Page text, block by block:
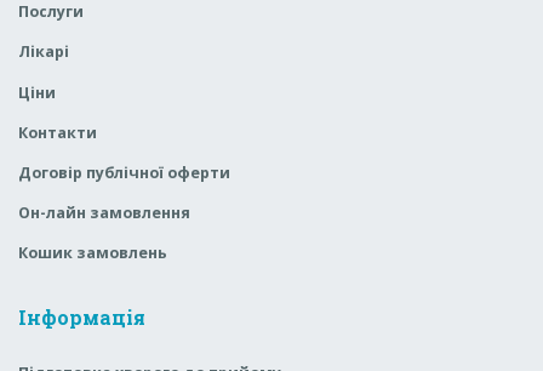
Послуги
Лікарі
Ціни
Контакти
Договір публічної оферти
Он-лайн замовлення
Кошик замовлень
Інформація